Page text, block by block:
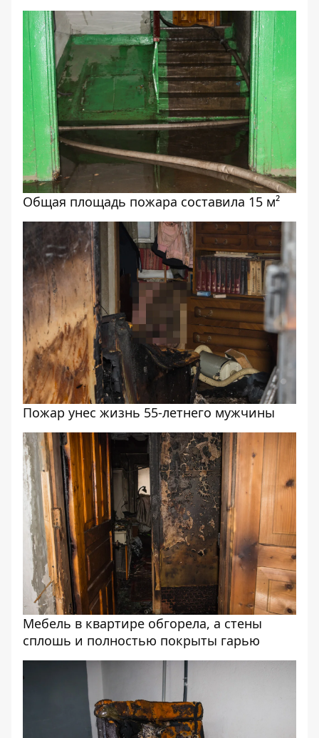
Общая площадь пожара составила 15 м²
Пожар унес жизнь 55-летнего мужчины
Мебель в квартире обгорела, а стены
сплошь и полностью покрыты гарью